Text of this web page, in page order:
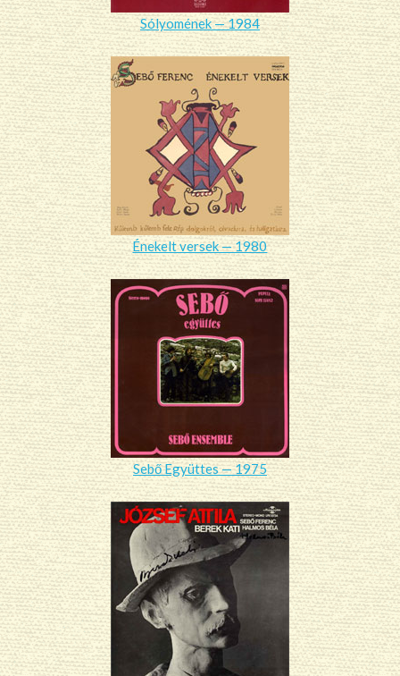
Sólyomének — 1984
Énekelt versek — 1980
Sebő Együttes — 1975